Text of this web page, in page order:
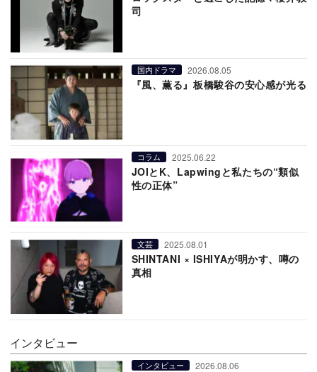
司
国内ドラマ 2026.08.05
『風、薫る』板橋駿谷の安心感が光る
コラム 2025.06.22
JOIとK、Lapwingと私たちの“類似
性の正体”
文芸 2025.08.01
SHINTANI × ISHIYAが明かす、噂の
真相
インタビュー
インタビュー 2026.08.06